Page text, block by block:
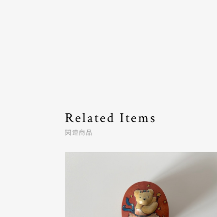
Related Items
関連商品